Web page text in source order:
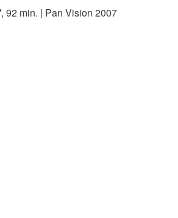
, 92 min. | Pan Vision 2007